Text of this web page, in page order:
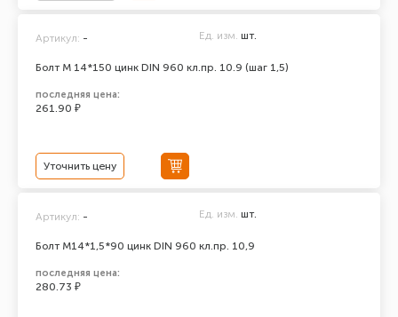
Болт М 14*150 цинк DIN 960 кл.пр. 10.9 (шаг 1,5)
Артикул: - Ед. изм. шт.
последняя цена:
261.90 ₽
Уточнить цену
Болт М14*1,5*90 цинк DIN 960 кл.пр. 10,9
Артикул: - Ед. изм. шт.
последняя цена:
280.73 ₽